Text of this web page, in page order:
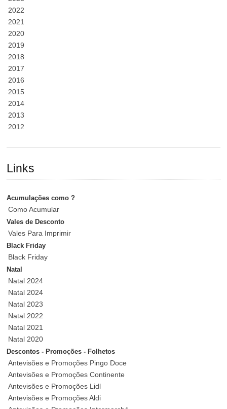
2022
2021
2020
2019
2018
2017
2016
2015
2014
2013
2012
Links
Acumulações como ?
Como Acumular
Vales de Desconto
Vales Para Imprimir
Black Friday
Black Friday
Natal
Natal 2024
Natal 2024
Natal 2023
Natal 2022
Natal 2021
Natal 2020
Descontos - Promoções - Folhetos
Antevisões e Promoções Pingo Doce
Antevisões e Promoções Continente
Antevisões e Promoções Lidl
Antevisões e Promoções Aldi